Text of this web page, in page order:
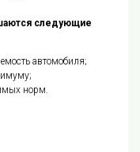
следующие
автомобиля;
норм.